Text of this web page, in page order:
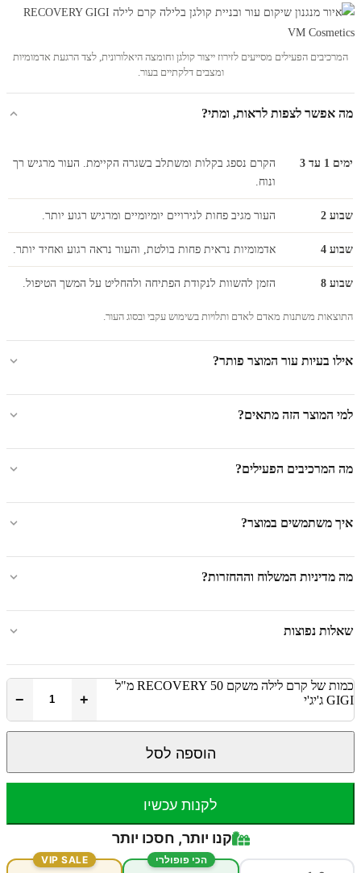
המרכיבים הפעילים מסייעים לזירוז ייצור קולגן וחומצה היאלורונית, לצד הרגעת אדמומיות
ומצבים דלקתיים בעור.
מה אפשר לצפות לראות, ומתי?
ימים 1 עד 3
הקרם נספג בקלות ומשתלב בשגרה הקיימת. העור מרגיש רך
ונוח.
שבוע 2 העור מגיב פחות לגירויים יומיומיים ומרגיש רגוע יותר.
שבוע 4 אדמומיות נראית פחות בולטת, והעור נראה רגוע ואחיד יותר.
שבוע 8 הזמן להשוות לנקודת הפתיחה ולהחליט על המשך הטיפול.
התוצאות משתנות מאדם לאדם ותלויות בשימוש עקבי ובסוג העור.
אילו בעיות עור המוצר פותר?
למי המוצר הזה מתאים?
מה המרכיבים הפעילים?
איך משתמשים במוצר?
מה מדיניות המשלוח וההחזרות?
שאלות נפוצות
כמות של קרם לילה משקם RECOVERY 50 מ"ל
GIGI ג'יג'י
+
−
הוספה לסל
לקנות עכשיו
קנו יותר, חסכו יותר
הכי פופולרי VIP SALE